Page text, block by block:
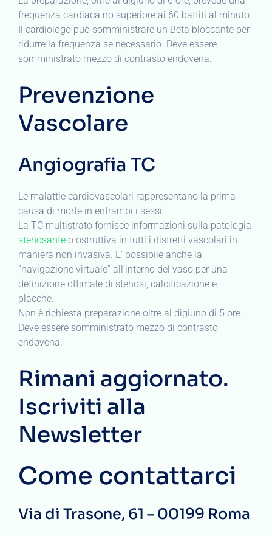
frequenza cardiaca no superiore ai 60 battiti al minuto.
Il cardiologo può somministrare un Beta bloccante per
ridurre la frequenza se necessario. Deve essere
somministrato mezzo di contrasto endovena.
Prevenzione
Vascolare
Angiografia TC
Le malattie cardiovascolari rappresentano la prima
causa di morte in entrambi i sessi.
La TC multistrato fornisce informazioni sulla patologia
stenosante o ostruttiva in tutti i distretti vascolari in
maniera non invasiva. E’ possibile anche la
“navigazione virtuale” all’interno del vaso per una
definizione ottimale di stenosi, calcificazione e
placche.
Non è richiesta preparazione oltre al digiuno di 5 ore.
Deve essere somministrato mezzo di contrasto
endovena.
Rimani aggiornato.
Iscriviti alla
Newsletter
Come contattarci
Via di Trasone, 61 – 00199 Roma